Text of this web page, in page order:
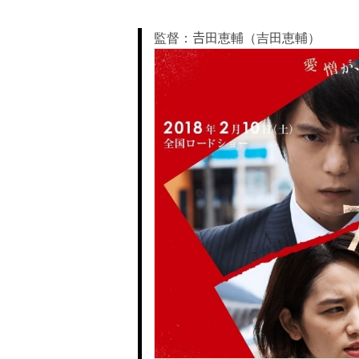
監督：𠮷田恵輔（吉田恵輔）